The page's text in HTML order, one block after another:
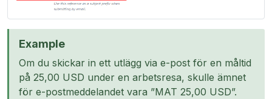
Example
Om du skickar in ett utlägg via e-post för en måltid
på 25,00 USD under en arbetsresa, skulle ämnet
för e-postmeddelandet vara ”MAT 25,00 USD”.